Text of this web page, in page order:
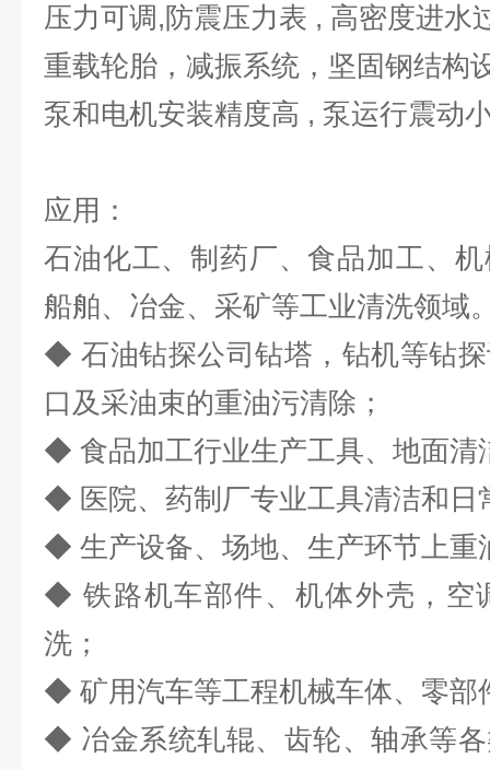
压力可调,防震压力表 , 高密度进水
重载轮胎，减振系统，坚固钢结构
泵和电机安装精度高 , 泵运行震动
应用：
石油化工、制药厂、食品加工、
船舶、冶金、采矿等工业清洗领域
◆ 石油钻探公司钻塔，钻机等钻
口及采油束的重油污清除；
◆ 食品加工行业生产工具、地面清
◆ 医院、药制厂专业工具清洁和日
◆ 生产设备、场地、生产环节上重
◆ 铁路机车部件、机体外壳，空
洗；
◆ 矿用汽车等工程机械车体、零部
◆ 冶金系统轧辊、齿轮、轴承等